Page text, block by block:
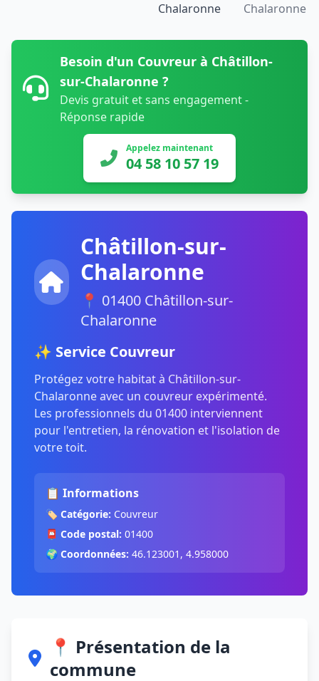
Chalaronne
Chalaronne
Besoin d'un Couvreur à Châtillon-
sur-Chalaronne ?
Devis gratuit et sans engagement -
Réponse rapide
Appelez maintenant
04 58 10 57 19
Châtillon-sur-
Chalaronne
📍 01400 Châtillon-sur-
Chalaronne
✨ Service Couvreur
Protégez votre habitat à Châtillon-sur-
Chalaronne avec un couvreur expérimenté.
Les professionnels du 01400 interviennent
pour l'entretien, la rénovation et l'isolation de
votre toit.
📋 Informations
🏷️ Catégorie: Couvreur
📮 Code postal: 01400
🌍 Coordonnées: 46.123001, 4.958000
📍 Présentation de la
commune